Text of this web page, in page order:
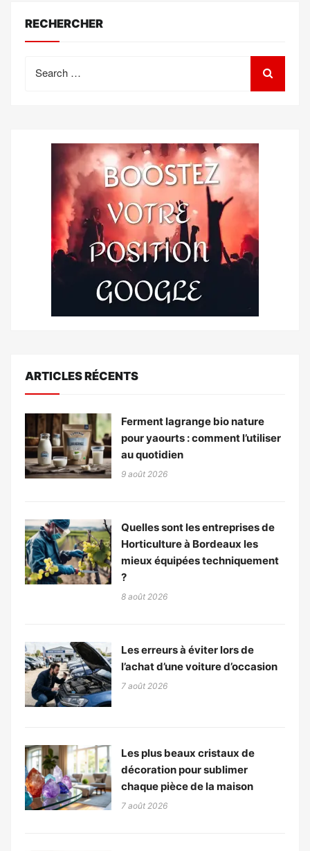
RECHERCHER
for:
ARTICLES RÉCENTS
Ferment lagrange bio nature
pour yaourts : comment l’utiliser
au quotidien
9 août 2026
Quelles sont les entreprises de
Horticulture à Bordeaux les
mieux équipées techniquement
?
8 août 2026
Les erreurs à éviter lors de
l’achat d’une voiture d’occasion
7 août 2026
Les plus beaux cristaux de
décoration pour sublimer
chaque pièce de la maison
7 août 2026